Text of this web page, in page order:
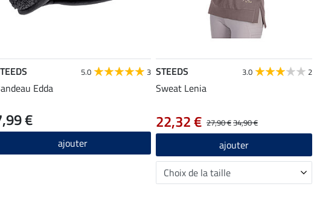
5.0 3
Edda
€
ajouter
STEEDS 3.0 2
Sweat Lenia
27,90 €34,90 €
22,32 €
ajouter